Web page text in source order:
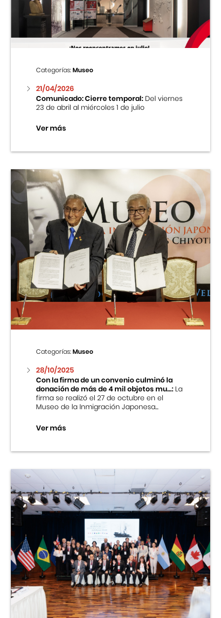
Centro Cultural Peruano Japonés
Museo de la Inmigración Japonesa
Fondo Editorial
Teatro Peruano Japonés
Categorías:Museo
21/04/2026
Comunicado: Cierre temporal:Del viernes
23 de abril al miércoles 1 de julio
Ver más
Categorías:Museo
28/10/2025
Con la firma de un convenio culminó la
donación de más de 4 mil objetos mu...:La
firma se realizó el 27 de octubre en el
Museo de la Inmigración Japonesa...
Ver más